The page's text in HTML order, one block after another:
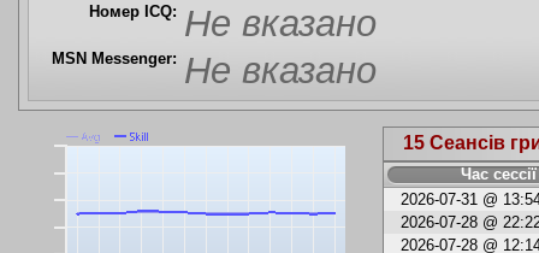
Номер ICQ: Не вказано
MSN Messenger: Не вказано
15 Сеансів
Час сессії
2026-07-31 @
2026-07-28 @
2026-07-28 @